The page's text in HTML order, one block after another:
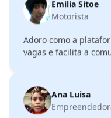
Adoro como a
Graças ao Quero